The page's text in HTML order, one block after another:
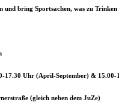
und bring Sportsachen, was zu
17.30 Uhr (April-September) &
(gleich neben dem JuZe)